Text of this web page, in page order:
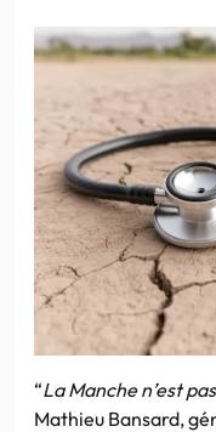
“La Manche n’est
Mathieu Bansard,